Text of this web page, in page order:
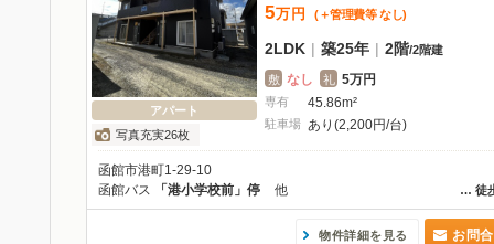
アパート
写真充実26枚
5万 円 (＋管理費等 なし)
2LDK | 築25年 | 2階/2階建
敷 なし 礼 5万円
専有 45.86m²
駐車場 あり(2,200円/台)
函館市港町1-29-10
… 徒
函館バス 「港小学校前」停 他
物件詳細を見る お問